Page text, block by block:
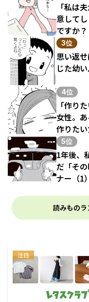
「私は
意して
ですか？
3位
思い返
じた幼
4位
「作り
女性。
作りたい
5位
1年後、
だ「そ
ナー（1）
読みもの
注目